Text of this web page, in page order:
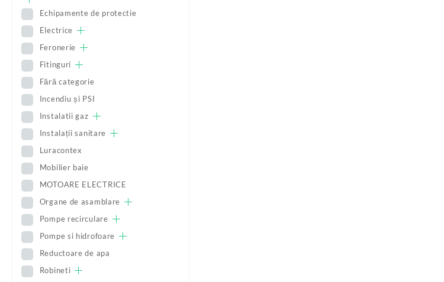
Echipamente de protectie
Electrice
Feronerie
Fitinguri
Fără categorie
Incendiu și PSI
Instalatii gaz
Instalații sanitare
Luracontex
Mobilier baie
MOTOARE ELECTRICE
Organe de asamblare
Pompe recirculare
Pompe si hidrofoare
Reductoare de apa
Robineti